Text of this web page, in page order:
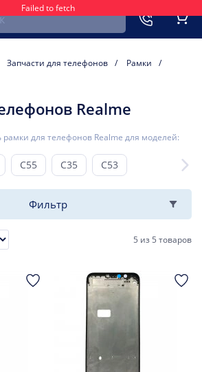
Failed to fetch
для мобильного устройства
Запчасти для телефонов
Рамки
Realme
для телефонов Realme для моделей:
C55 C35 C53
Фильтр
5 из 5 товаров